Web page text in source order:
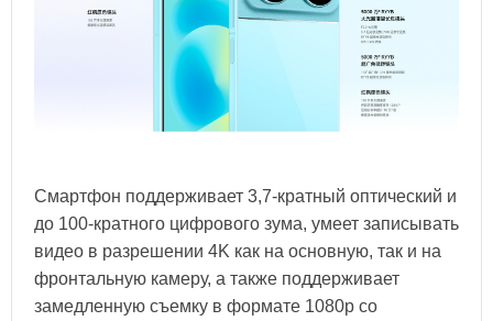
Смартфон поддерживает 3,7-кратный оптический и
до 100-кратного цифрового зума, умеет записывать
видео в разрешении 4K как на основную, так и на
фронтальную камеру, а также поддерживает
замедленную съемку в формате 1080p со